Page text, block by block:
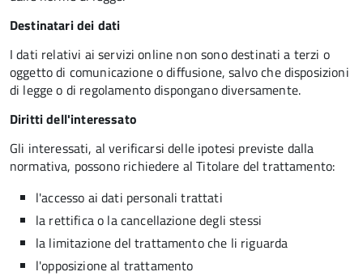
Destinatari dei dati
I dati relativi ai servizi online non sono destinati a terzi o
oggetto di comunicazione o diffusione, salvo che disposizioni
di legge o di regolamento dispongano diversamente.
Diritti dell'interessato
Gli interessati, al verificarsi delle ipotesi previste dalla
normativa, possono richiedere al Titolare del trattamento:
l'accesso ai dati personali trattati
la rettifica o la cancellazione degli stessi
la limitazione del trattamento che li riguarda
l'opposizione al trattamento